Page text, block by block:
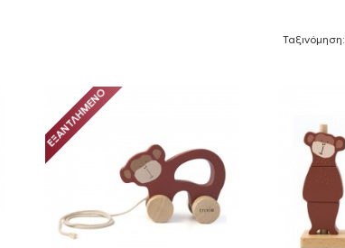
Ταξινόμηση:
ΕΞΑΝΤΛΗΜΈΝΟ